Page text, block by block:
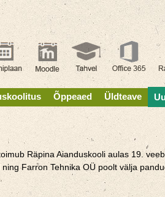
Õppeaed Üldteave
Räpina Aianduskooli aulas 19.
Farron Tehnika OÜ poolt välja